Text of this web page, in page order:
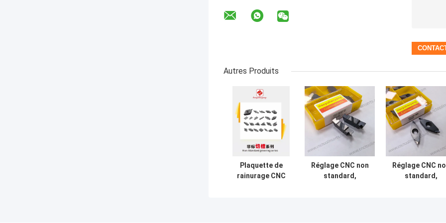
Autres Produits
Plaquette de
rainurage CNC
Réglage CNC non
standard,
Réglage CNC
standard,